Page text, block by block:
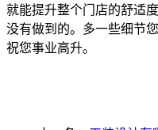
就能提升整个门店的舒适
没有做到的。多一些细节
祝您事业高升。